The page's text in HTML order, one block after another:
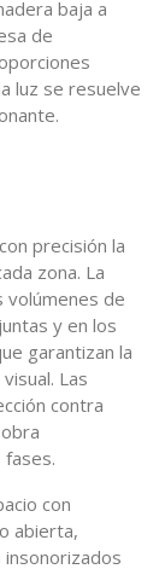
baja a
de
luz se resuelve
precisión la
zona. La
volúmenes de
y en los
garantizan la
Las
contra
con
abierta,
insonorizados